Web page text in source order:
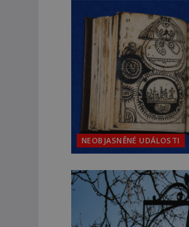
NEOBJASNĚNÉ UDÁLOSTI